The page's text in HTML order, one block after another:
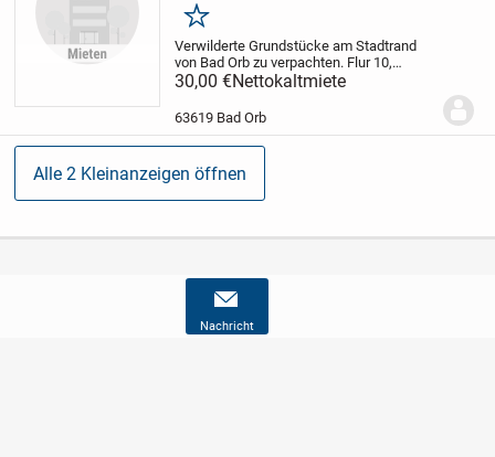
Nachricht
Merken
Verwilderte Grundstücke am Stadtrand
von Bad Orb zu verpachten. Flur 10,
Flurstück 62, 225 m² und Flur 35,
Flurstück 39, 752 m². Nicht eingezäunt,
ohne Hütte, kein Wasser- und
Stromanschluss.
30,00 €Nettokaltmiete
63619 Bad Orb
Alle 2 Kleinanzeigen öffnen